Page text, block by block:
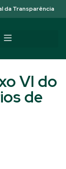
da Transparência
VI do
de